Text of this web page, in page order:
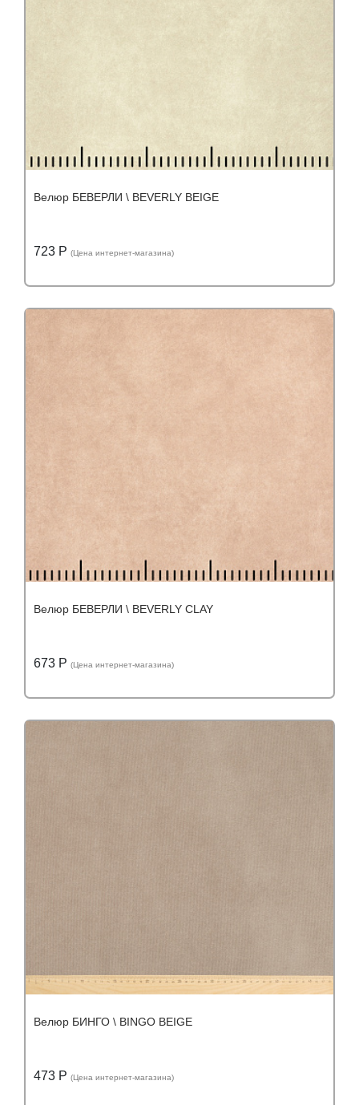
Велюр БЕВЕРЛИ \ BEVERLY BEIGE
723 Р (Цена интернет-магазина)
Велюр БЕВЕРЛИ \ BEVERLY CLAY
673 Р (Цена интернет-магазина)
Велюр БИНГО \ BINGO BEIGE
473 Р (Цена интернет-магазина)